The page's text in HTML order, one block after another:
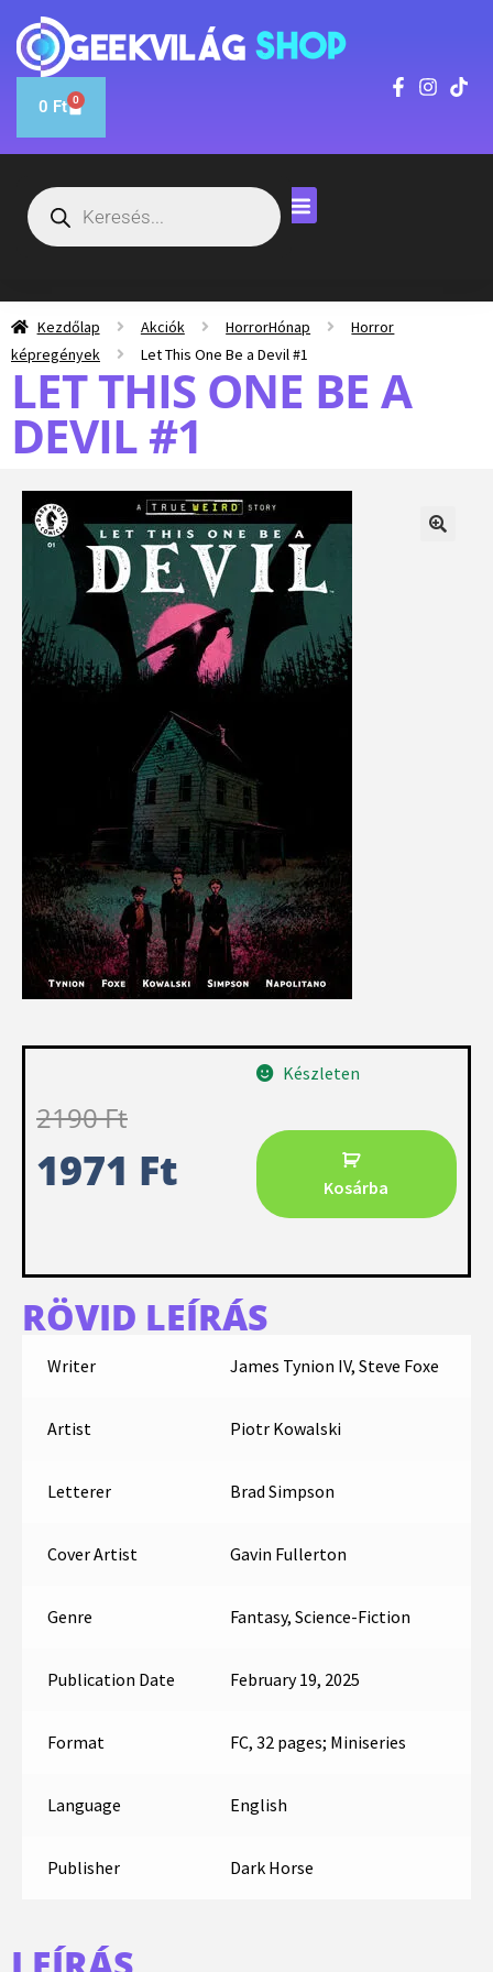
0 Ft 0
Kezdőlap Akciók HorrorHónap
Horror
képregények
Let This One Be a Devil #1
LET THIS ONE BE A
DEVIL #1
2190Ft
1971 Ft
Készleten
Kosárba
RÖVID LEÍRÁS
Writer James Tynion IV, Steve Foxe
Artist Piotr Kowalski
Letterer Brad Simpson
Cover Artist Gavin Fullerton
Genre Fantasy, Science-Fiction
Publication Date February 19, 2025
Format FC, 32 pages; Miniseries
Language English
Publisher Dark Horse